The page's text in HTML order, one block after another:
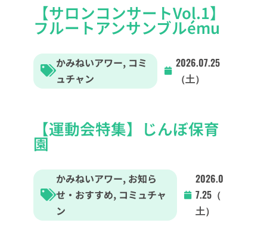
【サロンコンサートVol.1】
フルートアンサンブルému
かみねいアワー, コミ
ュチャン
2026.07.25
（土）
【運動会特集】じんぼ保育
園
かみねいアワー, お知ら
せ・おすすめ, コミュチャ
ン
2026.0
7.25（
土）